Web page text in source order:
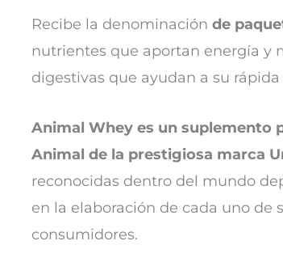
Recibe la denominación de
nutrientes que aportan energía y
digestivas que ayudan a su
Animal Whey es un suplemento
Animal de la prestigiosa marca
reconocidas dentro del mundo
en la elaboración de cada uno de
consumidores.